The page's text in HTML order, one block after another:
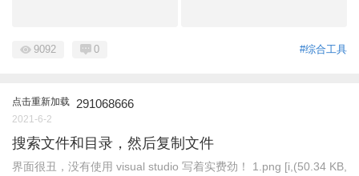
#综合工具
9092 0
点击重新加载 291068666
2021-6-2
搜索文件和目录，然后复制文件
界面很丑，没有使用 visual studio 写着实费劲！ 1.png [i,(50.34 KB,